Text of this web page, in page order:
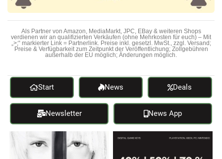
Als Partner von Amazon, MediaMarkt, JPC, EBay & weiteren Shops
verdienen wir an qualifizierten Verkäufen (ohne Mehrkosten für euch) – Mit
„>;“ markierter Link = Partnerlink. Preise inkl. gesetzl. MwSt., zzgl. Versand;
Preise & Verfügbarkeit zum Zeitpunkt der Veröffentlichung; Zollgebühren
außerhalb der EU möglich; Änderungen möglich.
Start News Deals
Newsletter News App